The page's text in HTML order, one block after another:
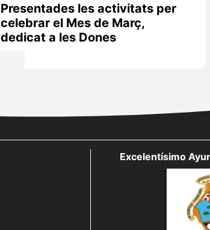
Presentades les activitats per
celebrar el Mes de Març,
dedicat a les Dones
Excelentísimo